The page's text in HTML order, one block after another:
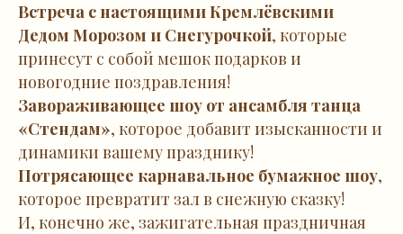
Встреча с настоящими Кремлёвскими
Дедом Морозом и Снегурочкой, которые
принесут с собой мешок подарков и
новогодние поздравления!
Завораживающее шоу от ансамбля танца
«Стендам», которое добавит изысканности и
динамики вашему празднику!
Потрясающее карнавальное бумажное шоу,
которое превратит зал в снежную сказку!
И, конечно же, зажигательная праздничная